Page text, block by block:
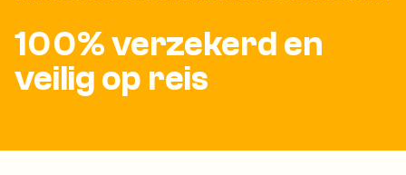
100% verzekerd en
veilig op reis